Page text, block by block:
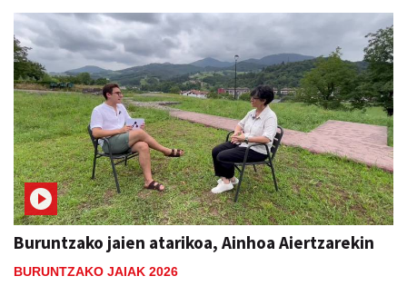
Buruntzako jaien atarikoa, Ainhoa Aiertzarekin
BURUNTZAKO JAIAK 2026